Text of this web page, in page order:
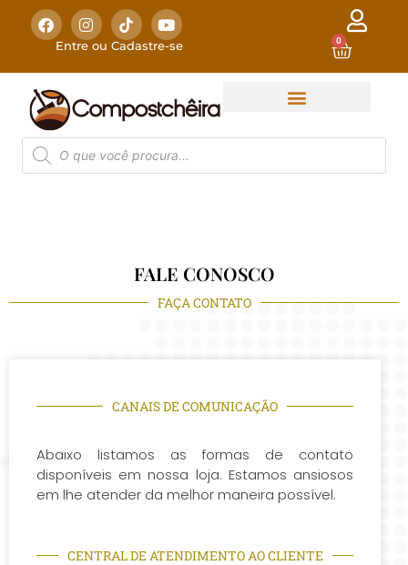
Entre ou Cadastre-se 0
FALE CONOSCO
FAÇA CONTATO
CANAIS DE COMUNICAÇÃO
Abaixo listamos as formas de contato
disponíveis em nossa loja. Estamos ansiosos
em lhe atender da melhor maneira possível.
CENTRAL DE ATENDIMENTO AO CLIENTE